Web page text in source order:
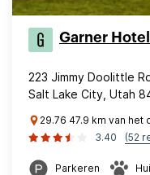
Garner
223 Jimmy Doolittle
Salt Lake City, Utah
29.76 47.9 km van het
3.40
(52
Parkeren